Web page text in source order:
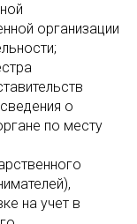
организации
о
по месту
на учет в